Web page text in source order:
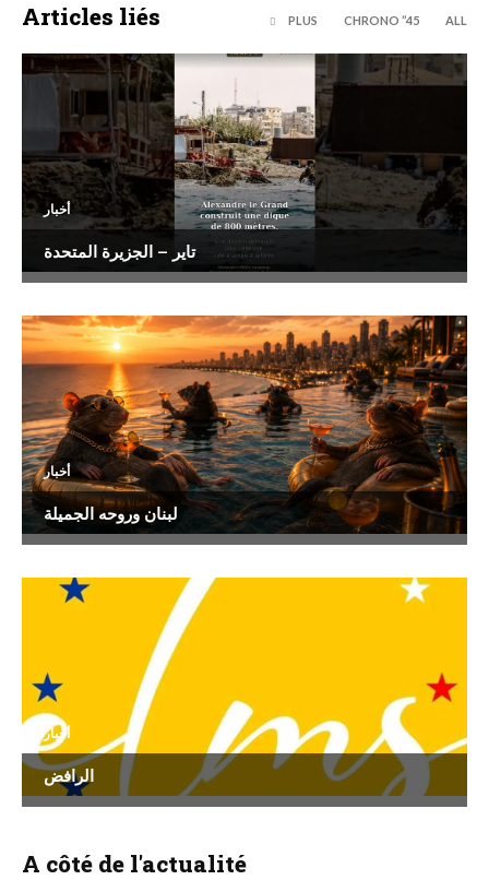
Articles liés ALL
45’’ CHRONO
PLUS
أخبار
تاير – الجزيرة المتحدة
أخبار
لبنان وروحه الجميلة
أخبار
الرافض
A côté de l'actualité